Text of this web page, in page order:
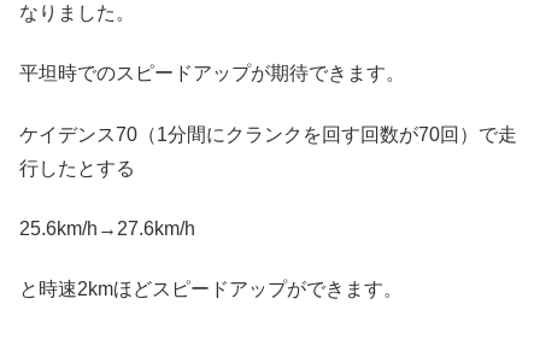
なりました。
平坦時でのスピードアップが期待できます。
ケイデンス70（1分間にクランクを回す回数が70回）で走
行したとする
25.6km/h→27.6km/h
と時速2kmほどスピードアップができます。